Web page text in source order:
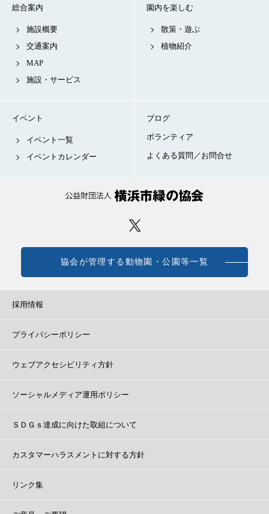
総合案内
施設概要
交通案内
MAP
施設・サービス
園内を楽しむ
散策・遊ぶ
植物紹介
イベント
イベント一覧
イベントカレンダー
ブログ
ボランティア
よくある質問／お問合せ
協会が管理する動物園・公園等一覧
採用情報
プライバシーポリシー
ウェブアクセシビリティ方針
ソーシャルメディア運用ポリシー
ＳＤＧｓ達成に向けた取組について
カスタマーハラスメントに対する方針
リンク集